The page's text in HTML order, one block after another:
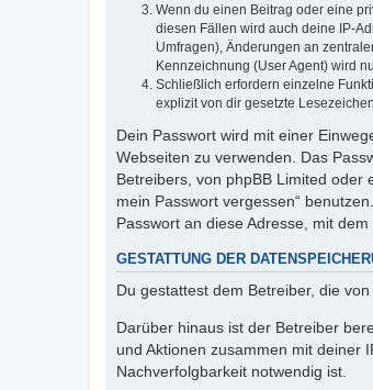
Wenn du einen Beitrag oder eine
diesen Fällen wird auch deine IP-
Umfragen), Änderungen an
Kennzeichnung (User Agent) wird
Schließlich erfordern einzelne
explizit von dir gesetzte
Dein Passwort wird mit einer
Webseiten zu verwenden. Das
Betreibers, von phpBB Limited oder
mein Passwort vergessen“
Passwort an diese Adresse, mit
GESTATTUNG DER
Du gestattest dem Betreiber, die
Darüber hinaus ist der Betreiber
und Aktionen zusammen mit deiner
Nachverfolgbarkeit notwendig ist.